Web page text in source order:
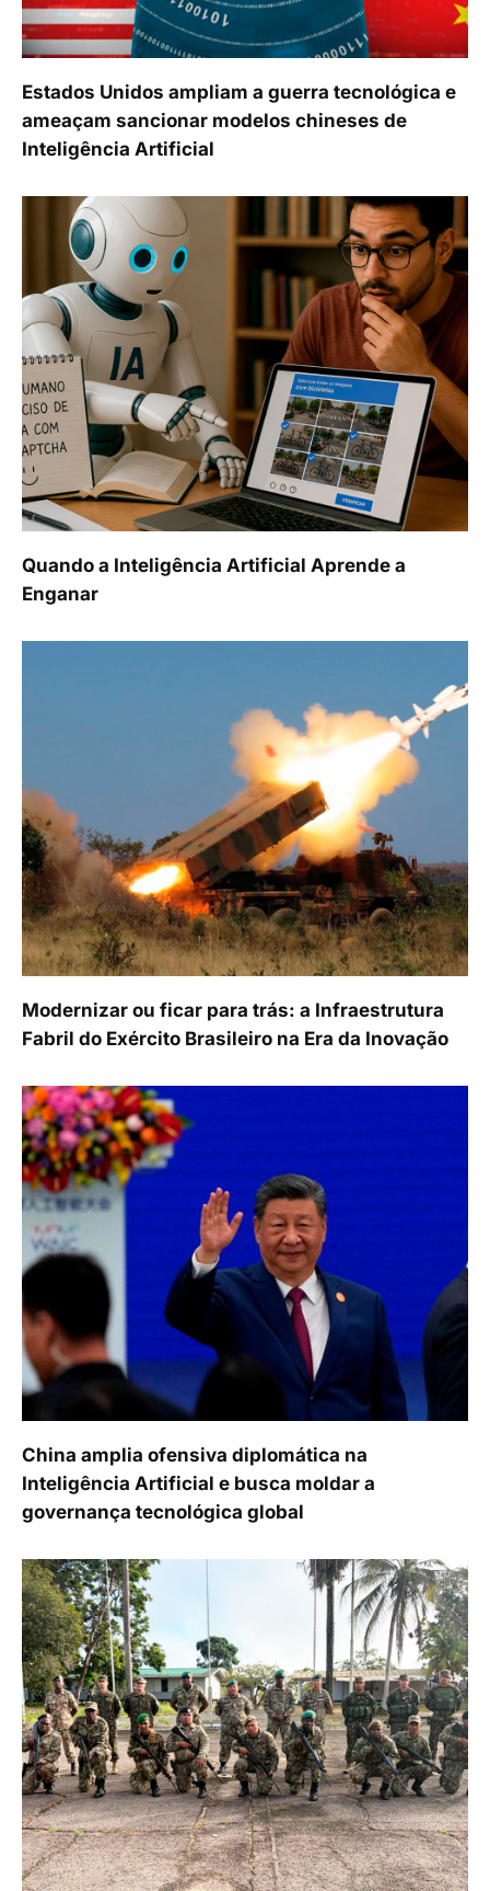
Estados Unidos ampliam a guerra tecnológica e
ameaçam sancionar modelos chineses de
Inteligência Artificial
Quando a Inteligência Artificial Aprende a
Enganar
Modernizar ou ficar para trás: a Infraestrutura
Fabril do Exército Brasileiro na Era da Inovação
China amplia ofensiva diplomática na
Inteligência Artificial e busca moldar a
governança tecnológica global